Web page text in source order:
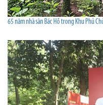
65 năm nhà sàn Bác Hồ trong Khu Phủ